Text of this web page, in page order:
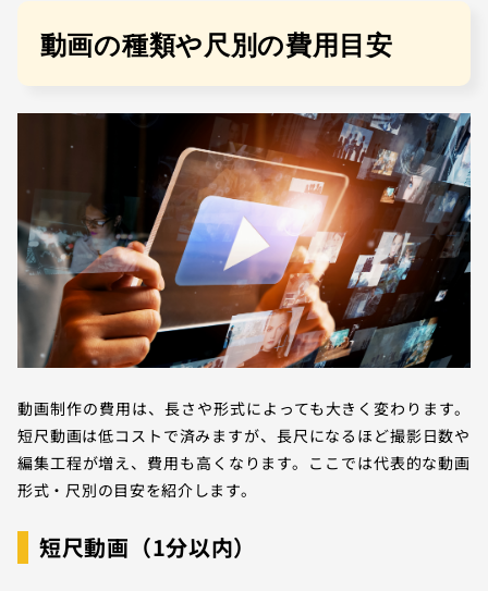
動画の種類や尺別の費用目安
動画制作の費用は、長さや形式によっても大きく変わります。
短尺動画は低コストで済みますが、長尺になるほど撮影日数や
編集工程が増え、費用も高くなります。ここでは代表的な動画
形式・尺別の目安を紹介します。
短尺動画（1分以内）